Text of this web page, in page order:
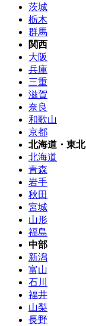
茨城
栃木
群馬
関西
大阪
兵庫
三重
滋賀
奈良
和歌山
京都
北海道・東北
北海道
青森
岩手
秋田
宮城
山形
福島
中部
新潟
富山
石川
福井
山梨
長野